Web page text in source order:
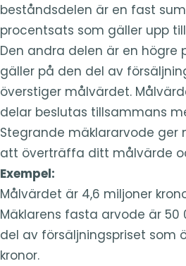
beståndsdelen är en fast
procentsats som gäller upp
Den andra delen är en högre
gäller på den del av
överstiger målvärdet.
delar beslutas tillsammans
Stegrande mäklararvode ger
att överträffa ditt målvärde
Exempel:
Målvärdet är 4,6 miljoner
Mäklarens fasta arvode är 50
del av försäljningspriset som
kronor.